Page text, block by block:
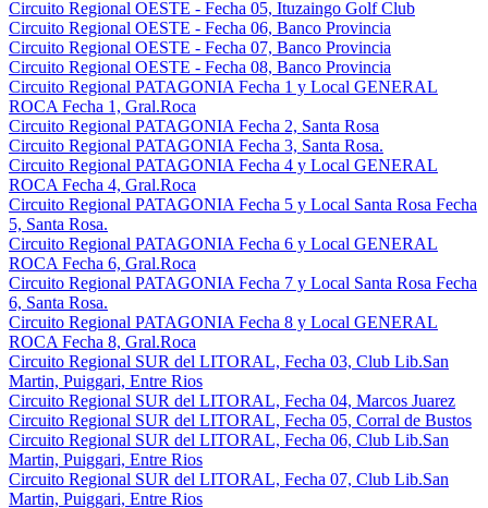
Circuito Regional OESTE - Fecha 05, Ituzaingo Golf Club
Circuito Regional OESTE - Fecha 06, Banco Provincia
Circuito Regional OESTE - Fecha 07, Banco Provincia
Circuito Regional OESTE - Fecha 08, Banco Provincia
Circuito Regional PATAGONIA Fecha 1 y Local GENERAL
ROCA Fecha 1, Gral.Roca
Circuito Regional PATAGONIA Fecha 2, Santa Rosa
Circuito Regional PATAGONIA Fecha 3, Santa Rosa.
Circuito Regional PATAGONIA Fecha 4 y Local GENERAL
ROCA Fecha 4, Gral.Roca
Circuito Regional PATAGONIA Fecha 5 y Local Santa Rosa Fecha
5, Santa Rosa.
Circuito Regional PATAGONIA Fecha 6 y Local GENERAL
ROCA Fecha 6, Gral.Roca
Circuito Regional PATAGONIA Fecha 7 y Local Santa Rosa Fecha
6, Santa Rosa.
Circuito Regional PATAGONIA Fecha 8 y Local GENERAL
ROCA Fecha 8, Gral.Roca
Circuito Regional SUR del LITORAL, Fecha 03, Club Lib.San
Martin, Puiggari, Entre Rios
Circuito Regional SUR del LITORAL, Fecha 04, Marcos Juarez
Circuito Regional SUR del LITORAL, Fecha 05, Corral de Bustos
Circuito Regional SUR del LITORAL, Fecha 06, Club Lib.San
Martin, Puiggari, Entre Rios
Circuito Regional SUR del LITORAL, Fecha 07, Club Lib.San
Martin, Puiggari, Entre Rios